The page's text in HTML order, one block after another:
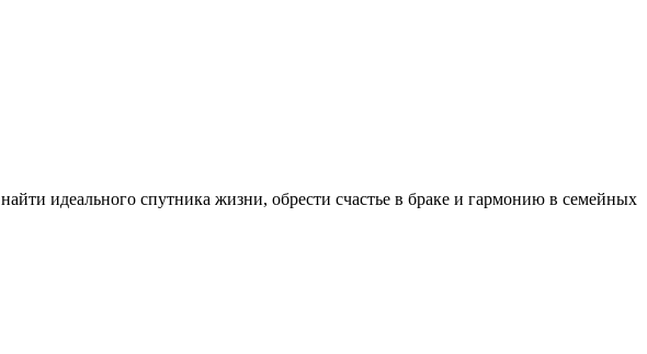
идеального спутника жизни, обрести счастье в браке и гармонию в семейных